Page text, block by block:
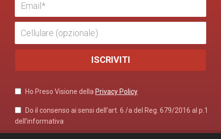
Ho Preso Visione della Privacy Policy
Do il consenso ai sensi dell’art. 6 /a del Reg. 679/2016 al p.1
dell’informativa